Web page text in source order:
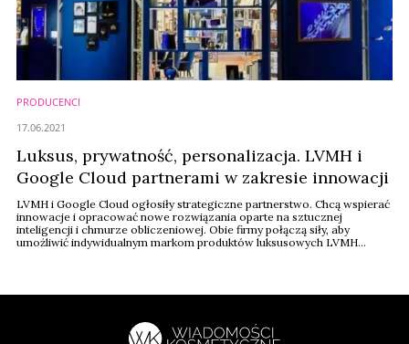
PRODUCENCI
Luksus, prywatność, personalizacja. LVMH i
Google Cloud partnerami w zakresie innowacji
LVMH i Google Cloud ogłosiły strategiczne partnerstwo. Chcą wspierać
innowacje i opracować nowe rozwiązania oparte na sztucznej
inteligencji i chmurze obliczeniowej. Obie firmy połączą siły, aby
umożliwić indywidualnym markom produktów luksusowych LVMH
17.06.2021